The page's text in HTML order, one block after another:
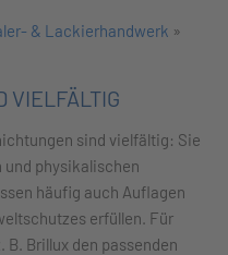
& Lackierhandwerk »
VIELFÄLTIG
sind vielfältig: Sie
physikalischen
häufig auch Auflagen
erfüllen. Für
Brillux den passenden